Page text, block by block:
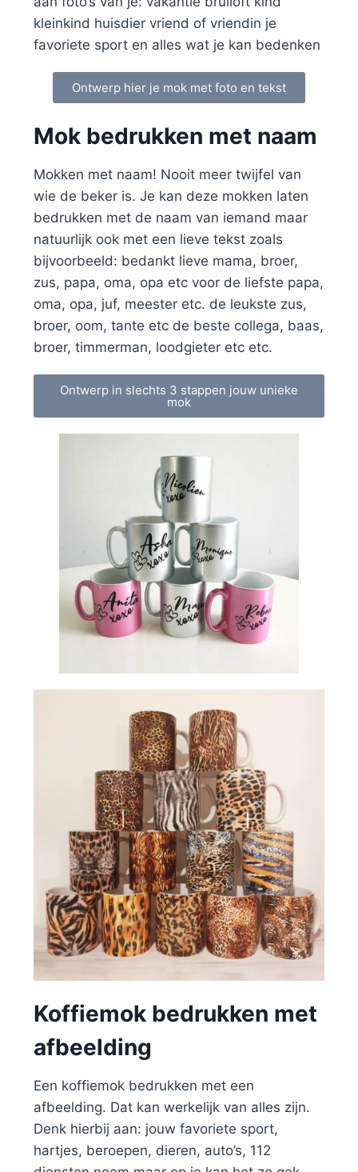
kleinkind huisdier vriend of vriendin je
favoriete sport en alles wat je kan bedenken
Ontwerp hier je mok met foto en tekst
Mok bedrukken met naam
Mokken met naam! Nooit meer twijfel van
wie de beker is. Je kan deze mokken laten
bedrukken met de naam van iemand maar
natuurlijk ook met een lieve tekst zoals
bijvoorbeeld: bedankt lieve mama, broer,
zus, papa, oma, opa etc voor de liefste papa,
oma, opa, juf, meester etc. de leukste zus,
broer, oom, tante etc de beste collega, baas,
broer, timmerman, loodgieter etc etc.
Ontwerp in slechts 3 stappen jouw unieke
mok
Koffiemok bedrukken met
afbeelding
Een koffiemok bedrukken met een
afbeelding. Dat kan werkelijk van alles zijn.
Denk hierbij aan: jouw favoriete sport,
hartjes, beroepen, dieren, auto’s, 112